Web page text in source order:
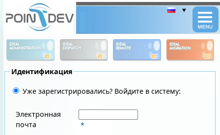
IDEAL
ADMINISTRATION
IDEAL
DISPATCH
IDEAL
REMOTE
IDEAL
MIGRATION
Идентификация
Уже зарегистрировались? Войдите в систему:
Электронная
почта
*
Panneau de gestion des cookies